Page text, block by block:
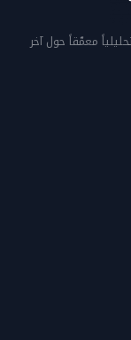
معمّقاً حول آخر